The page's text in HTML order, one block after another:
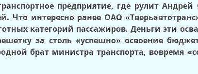
предприятие, где рулит
Что интересно ранее ОАО
категорий пассажиров. Деньги эти
за столь «успешно» освоение
брат министра транспорта, вовремя